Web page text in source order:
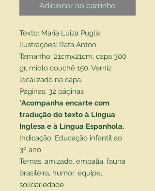
Adicionar ao carrinho
Texto: Maria Luiza Puglia
Ilustrações: Rafa Antón
Tamanho: 21cmx21cm, capa 300
gr, miolo couchê 150. Verniz
localizado na capa.
Páginas: 32 páginas
*Acompanha encarte com
tradução do texto à Língua
Inglesa e à Língua Espanhola.
Indicação: Educação infantil ao
3º ano.
Temas: amizade, empatia, fauna
brasileira, humor, equipe,
solidariedade